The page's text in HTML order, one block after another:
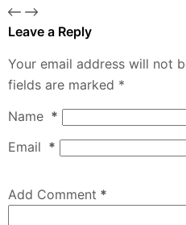
Leave a Reply
Your email address will not
fields are marked *
Name *
Email *
Add Comment *